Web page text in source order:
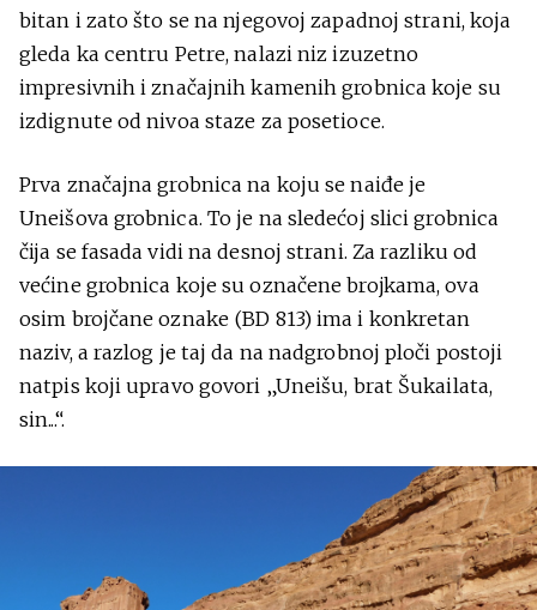
bitan i zato što se na njegovoj zapadnoj strani, koja
gleda ka centru Petre, nalazi niz izuzetno
impresivnih i značajnih kamenih grobnica koje su
izdignute od nivoa staze za posetioce.
Prva značajna grobnica na koju se naiđe je
Uneišova grobnica. To je na sledećoj slici grobnica
čija se fasada vidi na desnoj strani. Za razliku od
većine grobnica koje su označene brojkama, ova
osim brojčane oznake (BD 813) ima i konkretan
naziv, a razlog je taj da na nadgrobnoj ploči postoji
natpis koji upravo govori „Uneišu, brat Šukailata,
sin...“.